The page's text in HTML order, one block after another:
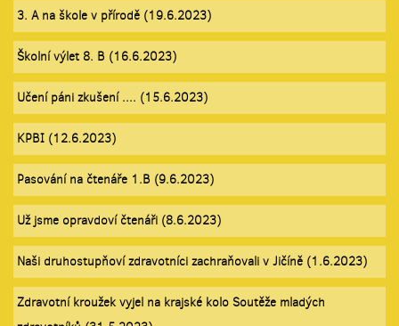
3. A na škole v přírodě (19.6.2023)
Školní výlet 8. B (16.6.2023)
Učení páni zkušení .... (15.6.2023)
KPBI (12.6.2023)
Pasování na čtenáře 1.B (9.6.2023)
Už jsme opravdoví čtenáři (8.6.2023)
Naši druhostupňoví zdravotníci zachraňovali v Jičíně (1.6.2023)
Zdravotní kroužek vyjel na krajské kolo Soutěže mladých